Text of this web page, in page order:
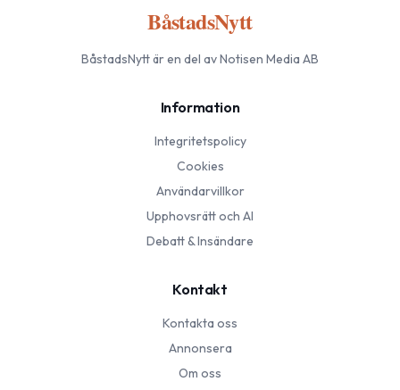
BåstadsNytt
BåstadsNyttär en del av Notisen Media AB
Information
Integritetspolicy
Cookies
Användarvillkor
Upphovsrätt och AI
Debatt & Insändare
Kontakt
Kontakta oss
Annonsera
Om oss